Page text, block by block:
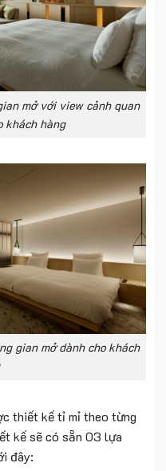
mở với view cảnh quan
khách hàng
gian mở dành cho khách
thiết kế tỉ mỉ theo từng
kế sẽ có sẵn 03 lựa
đây: